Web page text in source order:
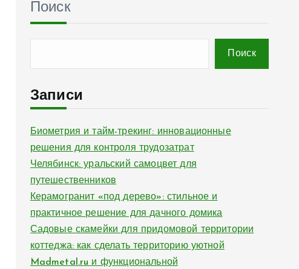
Поиск
Поиск
Записи
Биометрия и тайм-трекинг: инновационные
решения для контроля трудозатрат
Челябинск: уральский самоцвет для
путешественников
Керамогранит «под дерево»: стильное и
практичное решение для дачного домика
Садовые скамейки для придомовой территории
коттеджа: как сделать территорию уютной
Madmetal.ru и функциональной